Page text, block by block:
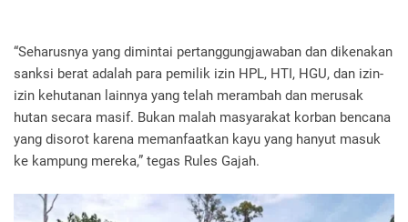
“Seharusnya yang dimintai pertanggungjawaban dan dikenakan
sanksi berat adalah para pemilik izin HPL, HTI, HGU, dan izin-
izin kehutanan lainnya yang telah merambah dan merusak
hutan secara masif. Bukan malah masyarakat korban bencana
yang disorot karena memanfaatkan kayu yang hanyut masuk
ke kampung mereka,” tegas Rules Gajah.